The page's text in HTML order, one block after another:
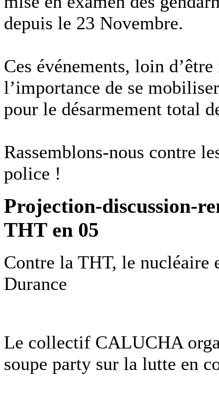
depuis le 23 Novembre.
Ces événements, loin
l’importance de se
pour le désarmement total
Rassemblons-nous contre
police !
Projection-discussion-
THT en 05
Contre la THT, le nucléaire
Durance
Le collectif CALUCHA
soupe party sur la lutte en